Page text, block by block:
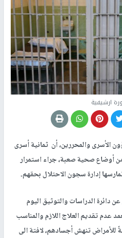
ارشيفية
الأسرى والمحررين، أن ثمانية أسرى
أوضاع صحية صعبة، جراء استمرار
إدارة سجون الاحتلال بحقهم.
الدراسات والتوثيق اليوم
عدم تقديم العلاج اللازم والمناسب
للأمراض تنهش أجسادهم، لافتة الى